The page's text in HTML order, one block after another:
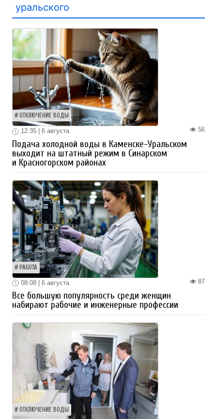
уральского
ОТКЛЮЧЕНИЕ ВОДЫ
56
12:35 | 6 августа
Подача холодной воды в Каменске-Уральском
выходит на штатный режим в Синарском
и Красногорском районах
РАБОТА
87
08:08 | 6 августа
Все большую популярность среди женщин
набирают рабочие и инженерные профессии
ОТКЛЮЧЕНИЕ ВОДЫ